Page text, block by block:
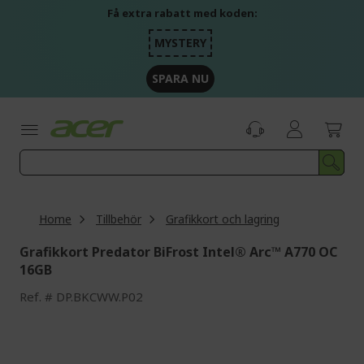
Få extra rabatt med koden:
MYSTERY
SPARA NU
Home Tillbehör Grafikkort och lagring
Grafikkort Predator BiFrost Intel® Arc™ A770 OC
16GB
Ref. DP.BKCWW.P02